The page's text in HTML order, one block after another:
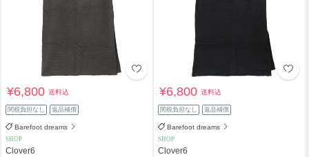
¥6,800送料込
関税負担なし 返品補償
Barefoot dreams
SHOP
Clover6
¥6,800送料込
関税負担なし 返品補償
Barefoot dreams
SHOP
Clover6